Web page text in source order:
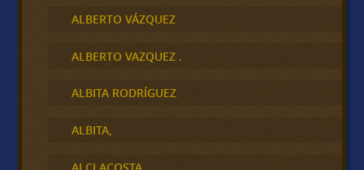
ALBERTO VÁZQUEZ
ALBERTO VAZQUEZ .
ALBITA RODRÍGUEZ
ALBITA,